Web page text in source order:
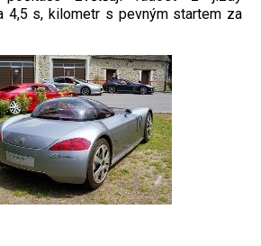
4,5 s, kilometr s pevným startem za